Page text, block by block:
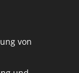
von